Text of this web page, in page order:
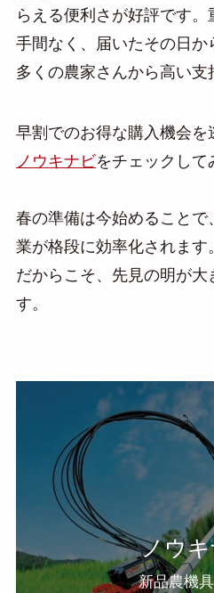
らえる便利さが好評です
手間なく、届いたその日か
多くの農家さんから高い支
早割でのお得な購入機会を
ノウキナビをチェックして
春の準備は今始めること
業が格段に効率化されます
だからこそ、先見の明が
す。
ノウ
新品農機